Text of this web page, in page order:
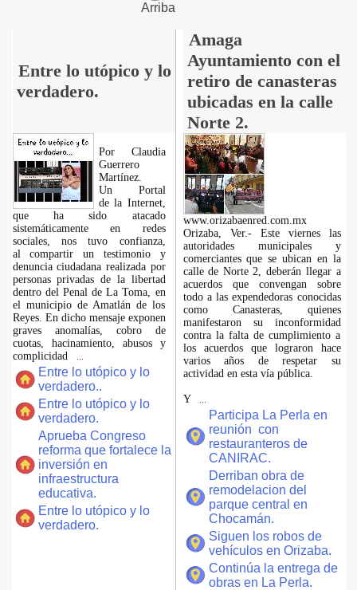
Arriba
Entre lo utópico y lo
verdadero.
Amaga
Ayuntamiento con el
retiro de canasteras
ubicadas en la calle
Norte 2.
Por Claudia
Guerrero
Martínez.
​Un Portal
de la Internet,
que ha sido atacado
sistemáticamente en redes
sociales, nos tuvo confianza,
al compartir un testimonio y
denuncia ciudadana realizada por
personas privadas de la libertad
dentro del Penal de La Toma, en
el municipio de Amatlán de los
Reyes. En dicho mensaje exponen
graves anomalías, cobro de
cuotas, hacinamiento, abusos y
complicidad
Entre lo utópico y lo
verdadero..
Entre lo utópico y lo
verdadero.
Aprueba Congreso
reforma que fortalece la
inversión en
infraestructura
educativa.
Entre lo utópico y lo
verdadero.
www.orizabaenred.com.mx
Orizaba, Ver.- Este viernes las
autoridades municipales y
comerciantes que se ubican en la
calle de Norte 2, deberán llegar a
acuerdos que convengan sobre
todo a las expendedoras conocidas
como Canasteras, quienes
manifestaron su inconformidad
contra la falta de cumplimiento a
los acuerdos que lograron hace
varios años de respetar su
actividad en esta vía pública.
Y
Participa La Perla en
reunión con
restauranteros de
CANIRAC.
Derriban obra de
remodelacion del
parque central en
Chocamán.
Siguen los robos de
vehículos en Orizaba.
Continúa la entrega de
obras en La Perla.